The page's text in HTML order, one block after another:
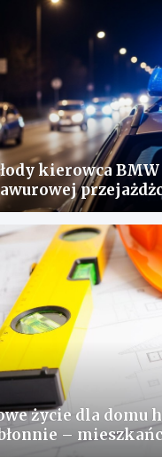
kierowca
życie dla domu
–